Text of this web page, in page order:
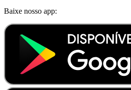
Baixe nosso app: